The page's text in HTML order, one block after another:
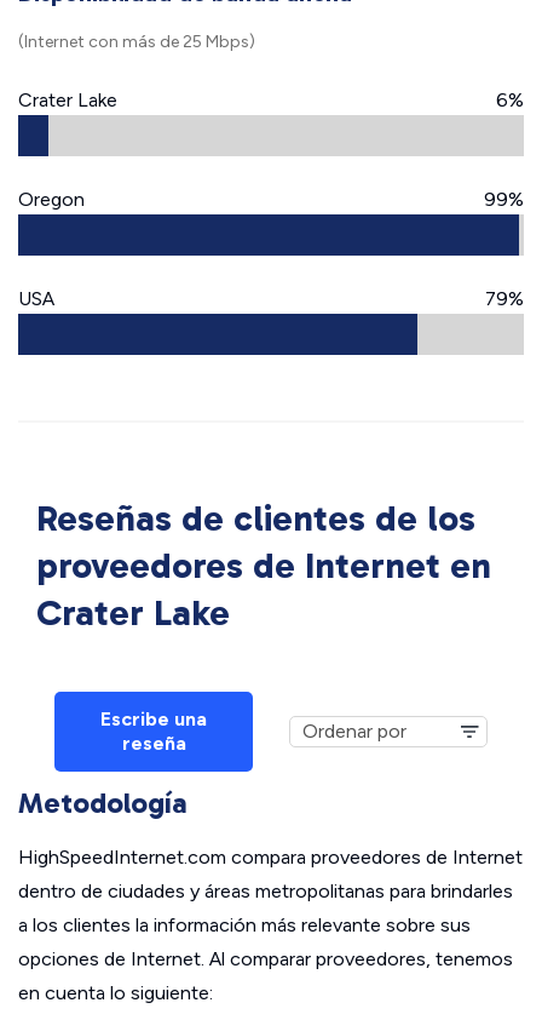
(Internet con más de 25 Mbps)
Crater Lake 6%
Oregon 99%
USA 79%
Reseñas de clientes de los
proveedores de Internet en
Crater Lake
Escribe una
reseña
Metodología
HighSpeedInternet.com compara proveedores de Internet
dentro de ciudades y áreas metropolitanas para brindarles
a los clientes la información más relevante sobre sus
opciones de Internet. Al comparar proveedores, tenemos
en cuenta lo siguiente: